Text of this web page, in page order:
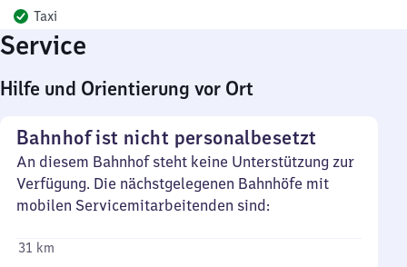
Taxi
Service
Hilfe und Orientierung vor Ort
Bahnhof ist nicht personalbesetzt
An diesem Bahnhof steht keine Unterstützung zur
Verfügung. Die nächstgelegenen Bahnhöfe mit
mobilen Servicemitarbeitenden sind:
31 km